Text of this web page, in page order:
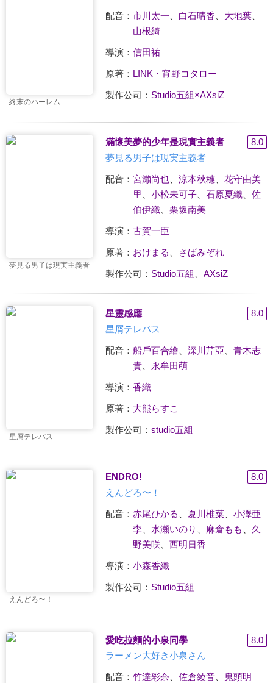
終末のハーレム
配音： 市川太一 白石晴香 大地葉、
山根綺
導演： 信田祐
原著： LINK・宵野コタロー
製作公司： Studio五組×AXsiZ
夢見る男子は現実主義者
滿懷美夢的少年是現實主義者
8.0
夢見る男子は現実主義者
配音： 宮瀨尚也、 涼本秋穗、 花守由美
里
小松未可子、 石原夏織、 佐
伯伊織、 栗坂南美
導演： 古賀一臣
原著： おけまる さばみぞれ
製作公司： Studio五組 AXsiZ
星屑テレパス
星靈感應
8.0
星屑テレパス
配音： 船戶百合繪、 深川芹亞
青木志
貴、 永牟田萌
導演： 香織
原著： 大熊らすこ
製作公司： studio五組
えんどろ〜！
ENDRO!
8.0
えんどろ〜！
配音： 赤尾ひかる 夏川椎菜、 小澤亜
李、 水瀬いのり 麻倉もも
久
野美咲、 西明日香
導演： 小森香織
製作公司： Studio五組
愛吃拉麵的小泉同學
8.0
ラーメン大好き小泉さん
配音： 竹達彩奈 佐倉綾音、
鬼頭明